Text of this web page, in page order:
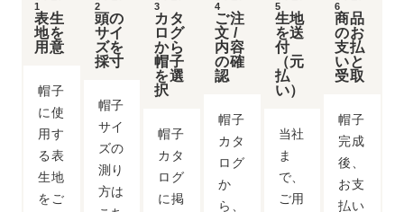
1
表生
地を
用意
帽子
に使
用す
る表
生地
をご
2
頭の
サイ
ズを
採寸
帽子
サイ
ズの
測り
方は
3
カタ
ログ
から
帽子
を選
択
帽子
カタ
ログ
に掲
4
ご注
文 /
内容
の確
認
帽子
カタ
ログ
か
ら、
5
生地
を送
付
（元
払
い）
当社
ま
で、
ご用
6
商品
のお
支払
いと
受取
帽子
完成
後、
お支
払い